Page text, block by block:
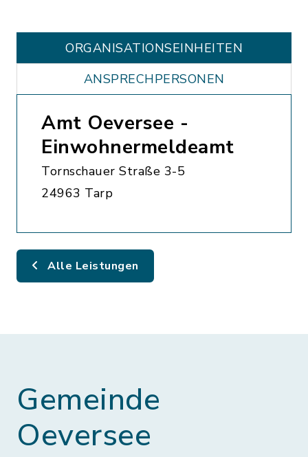
ORGANISATIONS­EINHEITEN
ANSPRECHPERSONEN
Amt Oeversee -
Einwohnermeldeamt
Tornschauer Straße 3-5
24963 Tarp
Alle Leistungen
Gemeinde
Oeversee